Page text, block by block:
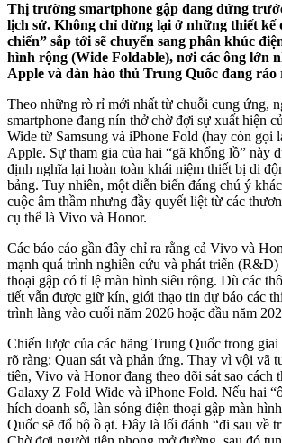
Thị trường smartphone gập đang đứng
lịch sử. Không chỉ dừng lại ở những thiết kế
chiến” sắp tới sẽ chuyển sang phân khúc
hình rộng (Wide Foldable), nơi các ông lớn
Apple và dàn hào thủ Trung Quốc đang ráo
Theo những rò rỉ mới nhất từ chuỗi cung ứng,
smartphone đang nín thở chờ đợi sự xuất hiện
Wide từ Samsung và iPhone Fold (hay còn gọi
Apple. Sự tham gia của hai “gã khổng lồ” này
định nghĩa lại hoàn toàn khái niệm thiết bị di
bảng. Tuy nhiên, một diễn biến đáng chú ý
cuộc âm thầm nhưng đầy quyết liệt từ các
cụ thể là Vivo và Honor.
Các báo cáo gần đây chỉ ra rằng cả Vivo và
mạnh quá trình nghiên cứu và phát triển (R&D)
thoại gập có tỉ lệ màn hình siêu rộng. Dù các
tiết vẫn được giữ kín, giới thạo tin dự báo các
trình làng vào cuối năm 2026 hoặc đầu năm
Chiến lược của các hãng Trung Quốc trong
rõ ràng: Quan sát và phản ứng. Thay vì vội vã
tiên, Vivo và Honor đang theo dõi sát sao cách
Galaxy Z Fold Wide và iPhone Fold. Nếu hai
hích doanh số, làn sóng điện thoại gập màn
Quốc sẽ đổ bộ ồ ạt. Đây là lối đánh “đi sau về